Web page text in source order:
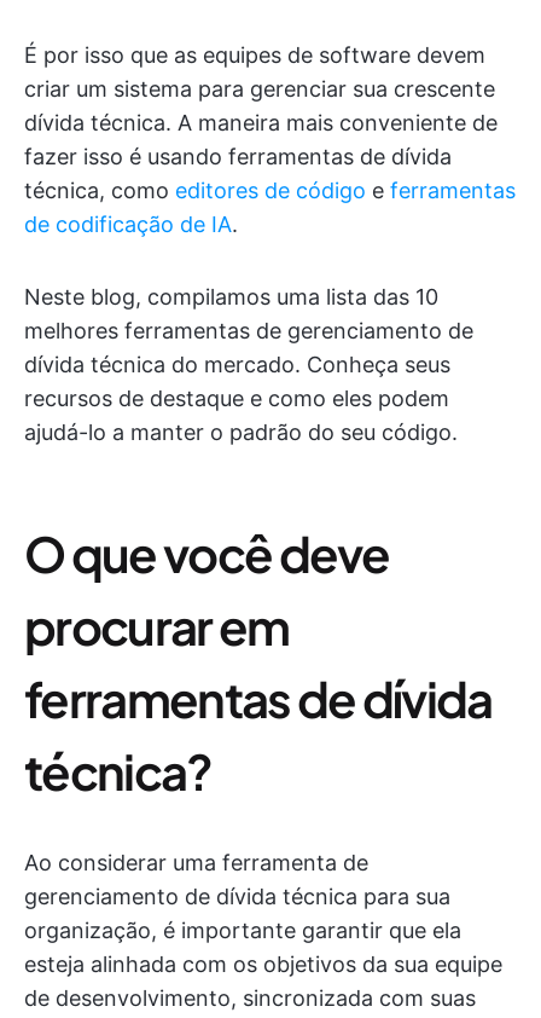
É por isso que as equipes de software devem
criar um sistema para gerenciar sua crescente
dívida técnica. A maneira mais conveniente de
fazer isso é usando ferramentas de dívida
técnica, como editores de código e ferramentas
de codificação de IA.
Neste blog, compilamos uma lista das 10
melhores ferramentas de gerenciamento de
dívida técnica do mercado. Conheça seus
recursos de destaque e como eles podem
ajudá-lo a manter o padrão do seu código.
O que você deve
procurar em
ferramentas de dívida
técnica?
Ao considerar uma ferramenta de
gerenciamento de dívida técnica para sua
organização, é importante garantir que ela
esteja alinhada com os objetivos da sua equipe
de desenvolvimento, sincronizada com suas